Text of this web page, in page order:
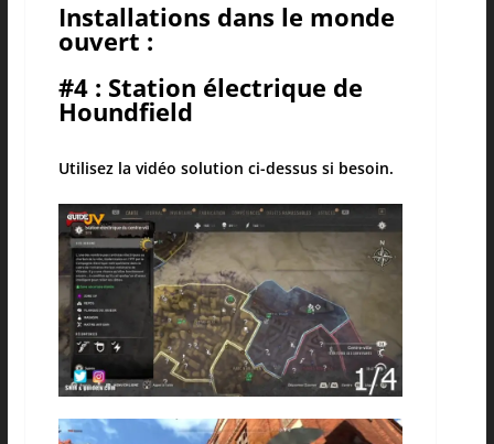
Installations dans le monde
ouvert :
#4 : Station électrique de
Houndfield
Utilisez la vidéo solution ci-dessus si besoin.